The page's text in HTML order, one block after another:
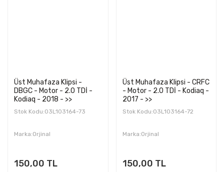
Üst Muhafaza Klipsi -
DBGC - Motor - 2.0 TDİ -
Kodiaq - 2018 - >>
Stok Kodu:03L103164-73
Marka:Orjinal
150,00 TL
Üst Muhafaza Klipsi - CRFC
- Motor - 2.0 TDİ - Kodiaq -
2017 - >>
Stok Kodu:03L103164-72
Marka:Orjinal
150,00 TL